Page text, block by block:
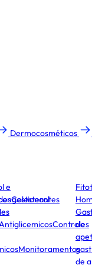
Dermocosméticos
e
Colesterol
Controles
Monitoramentos
de
de